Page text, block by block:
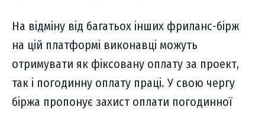
На відміну від багатьох інших фриланс-бірж
на цій платформі виконавці можуть
отримувати як фіксовану оплату за проект,
так і погодинну оплату праці. У свою чергу
біржа пропонує захист оплати погодинної